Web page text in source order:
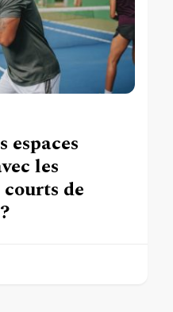
espaces
les
de